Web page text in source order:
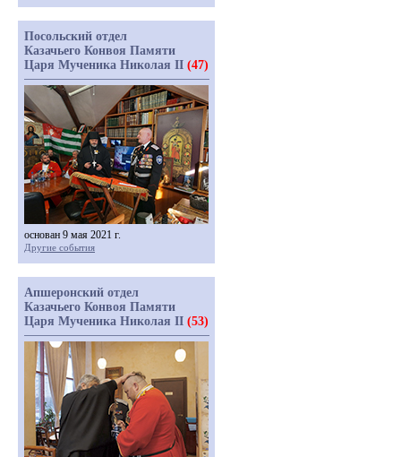
Посольский отдел
Казачьего Конвоя Памяти
Царя Мученика Николая II (47)
основан 9 мая 2021 г.
Другие события
Апшеронский отдел
Казачьего Конвоя Памяти
Царя Мученика Николая II (53)